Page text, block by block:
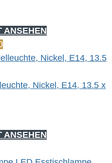
ANSEHEN
Nickel, E14, 13.5 x
ANSEHEN